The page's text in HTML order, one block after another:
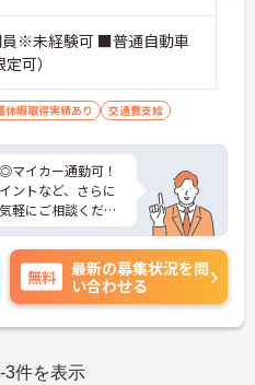
※未経験可 ■普通自動車
可）
休暇取得実績あり 交通費支給
マイカー通勤可！
ントなど、さらに
軽にご相談くださ
無料
最新の募集状況を問
い合わせる
3件を表示